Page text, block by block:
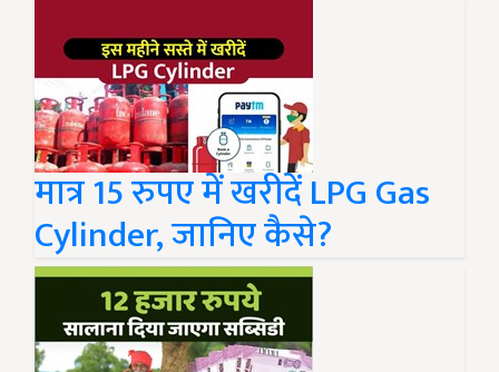
मात्र 15 रुपए में खरीदें LPG Gas
Cylinder, जानिए कैसे?